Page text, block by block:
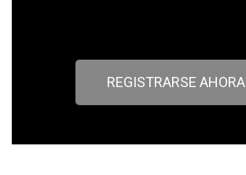
REGISTRARSE AHORA